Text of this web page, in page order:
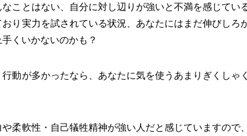
ことはない、自分に対し辺りが強いと不満を感じてい
り実力を試されている状況、あなたにはまだ伸びしろ
くいかないのかも？
行動が多かったなら、あなたに気を使うあまりぎくしゃ
や柔軟性・自己犠牲精神が強い人だと感じていますので